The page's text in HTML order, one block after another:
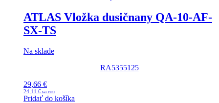
ATLAS Vložka dusičnany QA-10-AF-
SX-TS
Na sklade
RA5355125
29,66 €
24,11 €
Pridať do košíka